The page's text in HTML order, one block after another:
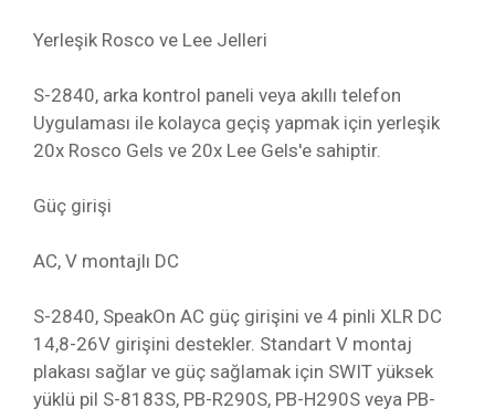
Yerleşik Rosco ve Lee Jelleri
S-2840, arka kontrol paneli veya akıllı telefon
Uygulaması ile kolayca geçiş yapmak için yerleşik
20x Rosco Gels ve 20x Lee Gels'e sahiptir.
Güç girişi
AC, V montajlı DC
S-2840, SpeakOn AC güç girişini ve 4 pinli XLR DC
14,8-26V girişini destekler. Standart V montaj
plakası sağlar ve güç sağlamak için SWIT yüksek
yüklü pil S-8183S, PB-R290S, PB-H290S veya PB-